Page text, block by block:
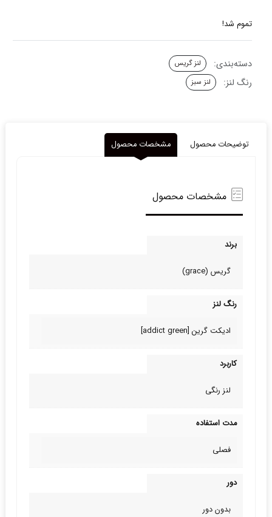
تموم شد!
دسته‌بندی: لنز گریس
رنگ لنز: لنز سبز
توضیحات محصول مشخصات محصول
مشخصات محصول
برند
گریس (grace)
رنگ لنز
ادیکت گرین [addict green]
کاربرد
لنز رنگی
مدت استفاده
فصلی
دور
بدون دور